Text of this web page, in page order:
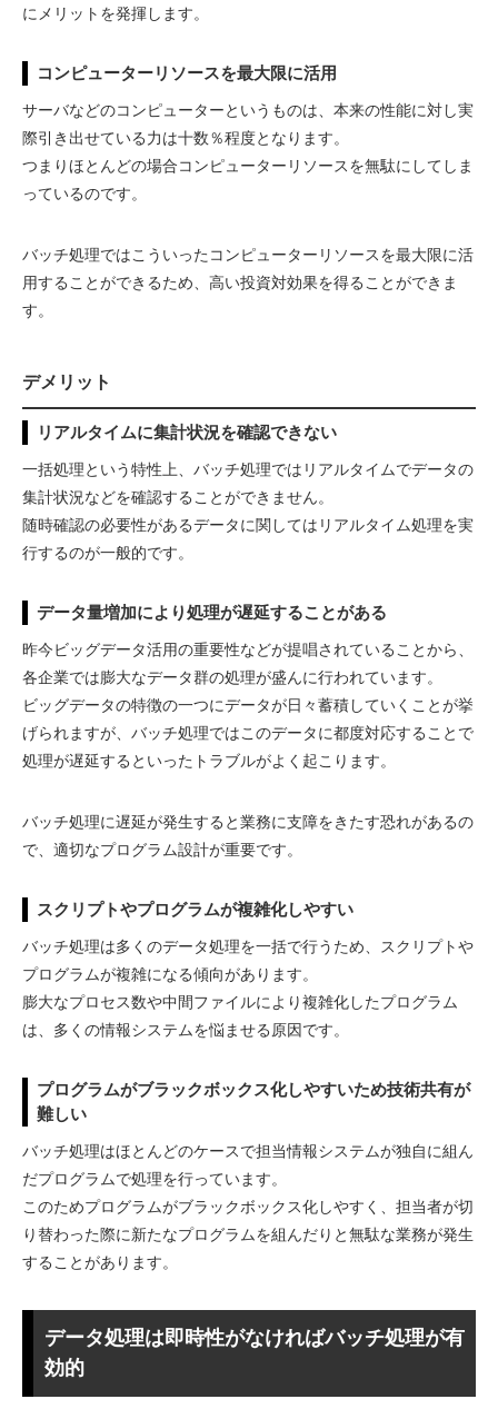
にメリットを発揮します。
コンピューターリソースを最大限に活用
サーバなどのコンピューターというものは、本来の性能に対し実
際引き出せている力は十数％程度となります。
つまりほとんどの場合コンピューターリソースを無駄にしてしま
っているのです。
バッチ処理ではこういったコンピューターリソースを最大限に活
用することができるため、高い投資対効果を得ることができま
す。
デメリット
リアルタイムに集計状況を確認できない
一括処理という特性上、バッチ処理ではリアルタイムでデータの
集計状況などを確認することができません。
随時確認の必要性があるデータに関してはリアルタイム処理を実
行するのが一般的です。
データ量増加により処理が遅延することがある
昨今ビッグデータ活用の重要性などが提唱されていることから、
各企業では膨大なデータ群の処理が盛んに行われています。
ビッグデータの特徴の一つにデータが日々蓄積していくことが挙
げられますが、バッチ処理ではこのデータに都度対応することで
処理が遅延するといったトラブルがよく起こります。
バッチ処理に遅延が発生すると業務に支障をきたす恐れがあるの
で、適切なプログラム設計が重要です。
スクリプトやプログラムが複雑化しやすい
バッチ処理は多くのデータ処理を一括で行うため、スクリプトや
プログラムが複雑になる傾向があります。
膨大なプロセス数や中間ファイルにより複雑化したプログラム
は、多くの情報システムを悩ませる原因です。
プログラムがブラックボックス化しやすいため技術共有が
難しい
バッチ処理はほとんどのケースで担当情報システムが独自に組ん
だプログラムで処理を行っています。
このためプログラムがブラックボックス化しやすく、担当者が切
り替わった際に新たなプログラムを組んだりと無駄な業務が発生
することがあります。
データ処理は即時性がなければバッチ処理が有
効的